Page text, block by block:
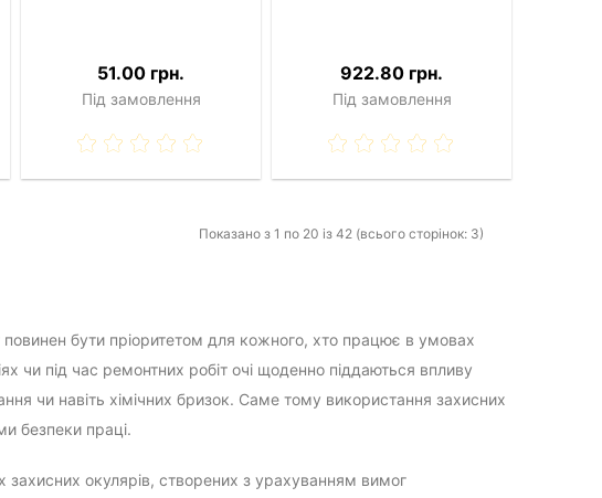
51.00 грн.
Під замовлення
922.80 грн.
Під замовлення
Показано з 1 по 20 із 42 (всього сторінок: 3)
повинен бути пріоритетом для кожного, хто працює в умовах
чи під час ремонтних робіт очі щоденно піддаються впливу
чи навіть хімічних бризок. Саме тому використання захисних
безпеки праці.
окулярів, створених з урахуванням вимог